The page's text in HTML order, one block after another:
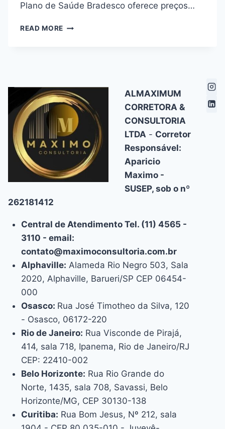
Plano de Saúde Bradesco oferece preços…
READ MORE PLANO
PREÇOS
ACESSÍVEIS
ALMAXIMUM
CORRETORA &
CONSULTORIA
LTDA - Corretor
Responsável:
Aparicio
Maximo -
SUSEP, sob o nº
262181412
Central de Atendimento Tel. (11) 4565 -
3110 - email:
contato@maximoconsultoria.com.br
Alphaville: Alameda Rio Negro 503, Sala
2020, Alphaville, Barueri/SP CEP 06454-
000
Osasco: Rua José Timotheo da Silva, 120
- Osasco, 06172-220
Rio de Janeiro: Rua Visconde de Pirajá,
414, sala 718, Ipanema, Rio de Janeiro/RJ
CEP: 22410-002
Belo Horizonte: Rua Rio Grande do
Norte, 1435, sala 708, Savassi, Belo
Horizonte/MG, CEP 30130-138
Curitiba: Rua Bom Jesus, Nº 212, sala